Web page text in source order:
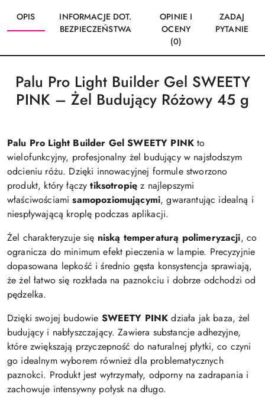
OPIS
INFORMACJE DOT.
BEZPIECZEŃSTWA
OPINIE I
OCENY
(0)
ZADAJ
PYTANIE
Palu Pro Light Builder Gel SWEETY
PINK – Żel Budujący Różowy 45 g
Palu Pro Light Builder Gel SWEETY PINK to
wielofunkcyjny, profesjonalny żel budujący w najsłodszym
odcieniu różu. Dzięki innowacyjnej formule stworzono
produkt, który łączytiksotropię z najlepszymi
właściwościamisamopoziomującymi, gwarantując idealną i
niespływającą kroplę podczas aplikacji.
Żel charakteryzuje się niską temperaturą polimeryzacji, co
ogranicza do minimum efekt pieczenia w lampie. Precyzyjnie
dopasowana lepkość i średnio gęsta konsystencja sprawiają,
że żel łatwo się rozkłada na paznokciu i dobrze odchodzi od
pędzelka.
Dzięki swojej budowie SWEETY PINK działa jak baza, żel
budujący i nabłyszczający. Zawiera substancje adhezyjne,
które zwiększają przyczepność do naturalnej płytki, co czyni
go idealnym wyborem również dla problematycznych
paznokci. Produkt jest wytrzymały, odporny na zadrapania i
zachowuje intensywny połysk na długo.